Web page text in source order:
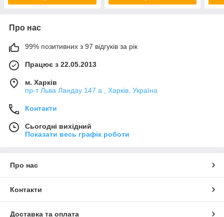
Про нас
99% позитивних з 97 відгуків за рік
Працює з 22.05.2013
м. Харків
пр-т Льва Ландау 147 а , Харків, Україна
Контакти
Сьогодні вихідний
Показати весь графік роботи
Про нас
Контакти
Доставка та оплата